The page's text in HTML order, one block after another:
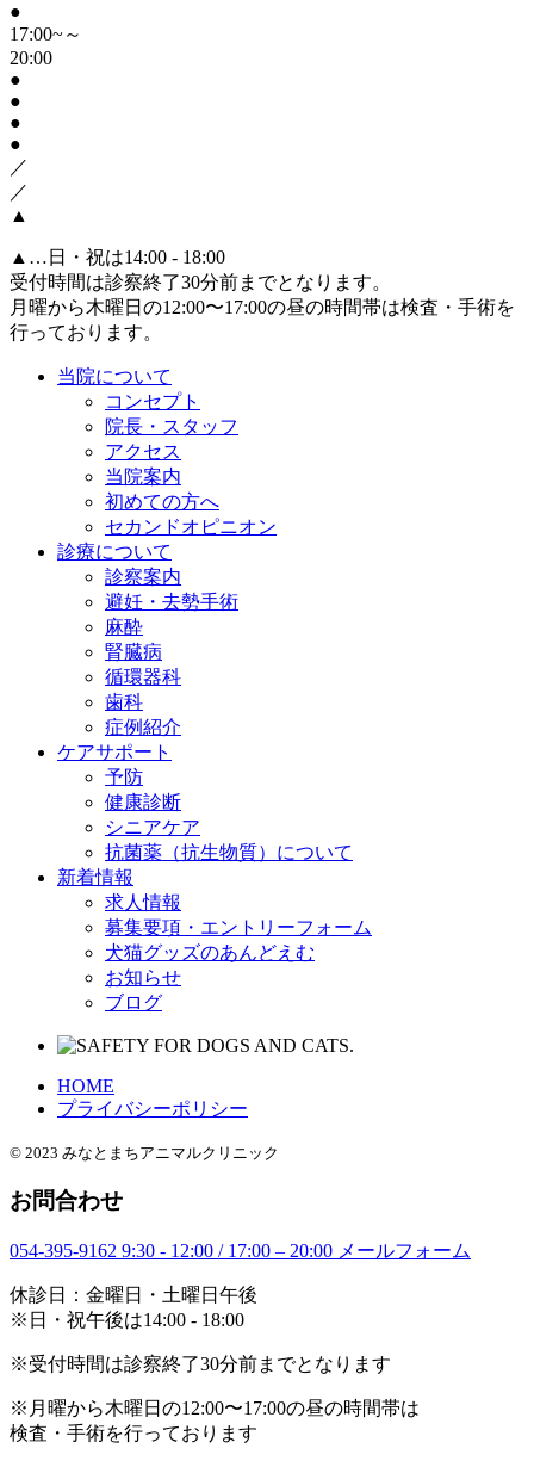
●
17:00~～
20:00
●
●
●
●
／
／
▲
▲ …日・祝は14:00 - 18:00
受付時間は診察終了30分前までとなります。
月曜から木曜日の12:00〜17:00の昼の時間帯は検査・手術を
行っております。
当院について
コンセプト
院長・スタッフ
アクセス
当院案内
初めての方へ
セカンドオピニオン
診療について
診察案内
避妊・去勢手術
麻酔
腎臓病
循環器科
歯科
症例紹介
ケアサポート
予防
健康診断
シニアケア
抗菌薬（抗生物質）について
新着情報
求人情報
募集要項・エントリーフォーム
犬猫グッズのあんどえむ
お知らせ
ブログ
HOME
プライバシーポリシー
© 2023 みなとまちアニマルクリニック
お問合わせ
054-395-9162 9:30 - 12:00 / 17:00 – 20:00 メールフォーム
休診日：金曜日・土曜日午後
※日・祝午後は14:00 - 18:00
※受付時間は診察終了30分前までとなります
※月曜から木曜日の12:00〜17:00の昼の時間帯は
検査・手術を行っております